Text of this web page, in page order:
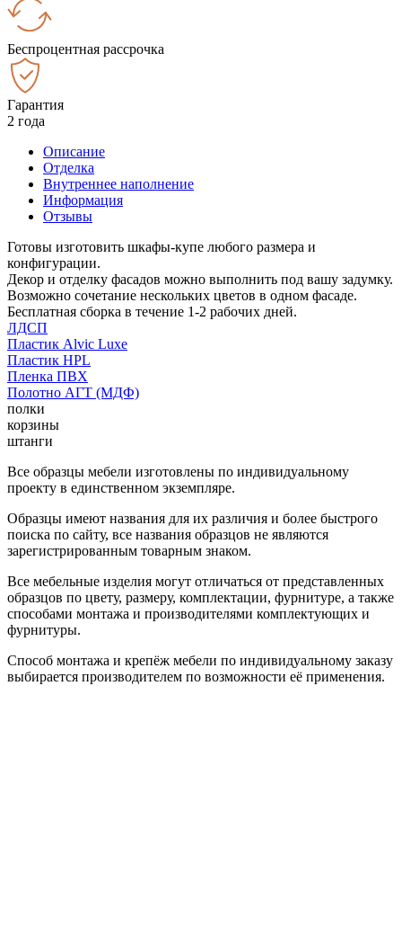
Беспроцентная рассрочка
Гарантия
2 года
Описание
Отделка
Внутреннее наполнение
Информация
Отзывы
Готовы изготовить шкафы-купе любого размера и
конфигурации.
Декор и отделку фасадов можно выполнить под вашу задумку.
Возможно сочетание нескольких цветов в одном фасаде.
Бесплатная сборка в течение 1-2 рабочих дней.
ЛДСП
Пластик Alvic Luxe
Пластик HPL
Пленка ПВХ
Полотно АГТ (МДФ)
полки
корзины
штанги
Все образцы мебели изготовлены по индивидуальному
проекту в единственном экземпляре.
Образцы имеют названия для их различия и более быстрого
поиска по сайту, все названия образцов не являются
зарегистрированным товарным знаком.
Все мебельные изделия могут отличаться от представленных
образцов по цвету, размеру, комплектации, фурнитуре, а также
способами монтажа и производителями комплектующих и
фурнитуры.
Способ монтажа и крепёж мебели по индивидуальному заказу
выбирается производителем по возможности её применения.